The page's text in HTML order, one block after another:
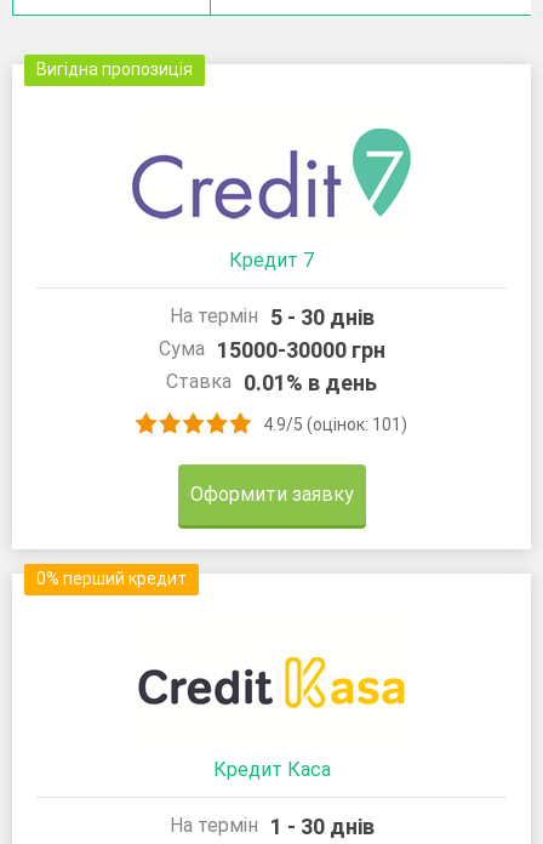
Вигідна пропозиція
Кредит 7
На термін 5 - 30 днів
Сума 15000-30000 грн
Ставка 0.01% в день
4.9/5 (оцінок: 101)
Оформити заявку
0% перший кредит
Кредит Каса
На термін 1 - 30 днів